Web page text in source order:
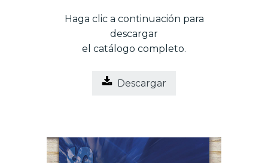
Haga clic a continuación para
descargar
el catálogo completo.
Descargar